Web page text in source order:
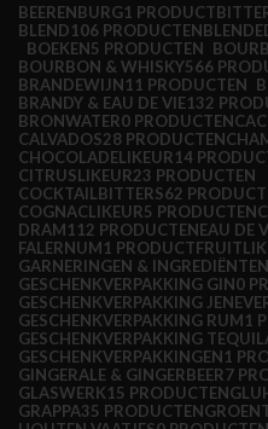
BEERENBURG1 PRODUCT
BLEND106 PRODUCTEN
BOEKEN5 PRODUCTEN
BOURBON & WHISKY566
BRANDEWIJN11 PRODUCTEN
BRANDY & EAU DE VIE132
BRONWATER0 PRODUCTEN
CALVADOS28 PRODUCTEN
CHOCOLADELIKEUR14
CITRUSLIKEUR23 PRODUCTEN
COCKTAILBITTERS62
COGNACLIKEUR5 PRODUCTEN
DRAM112 PRODUCTENEAU DE
FALERNUM1 PRODUCT
GARNERINGEN & INGREDIËNTEN
GESCHENKVERPAKKING GIN0
GESCHENKVERPAKKING
GESCHENKVERPAKKING RUM1
GESCHENKVERPAKKING
GESCHENKVERPAKKINGEN1
GINGERALE & GINGERBEER7
GLASWERK15 PRODUCTEN
GRAPPA35 PRODUCTEN